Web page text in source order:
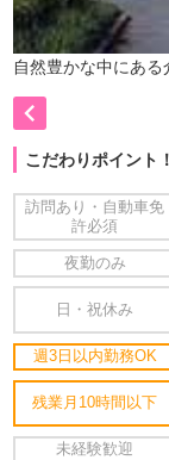
自然豊かな中にある

こだわりポイント！
訪問あり・自動車免
許必須
夜勤のみ
日・祝休み
週3日以内勤務OK
残業月10時間以下
未経験歓迎